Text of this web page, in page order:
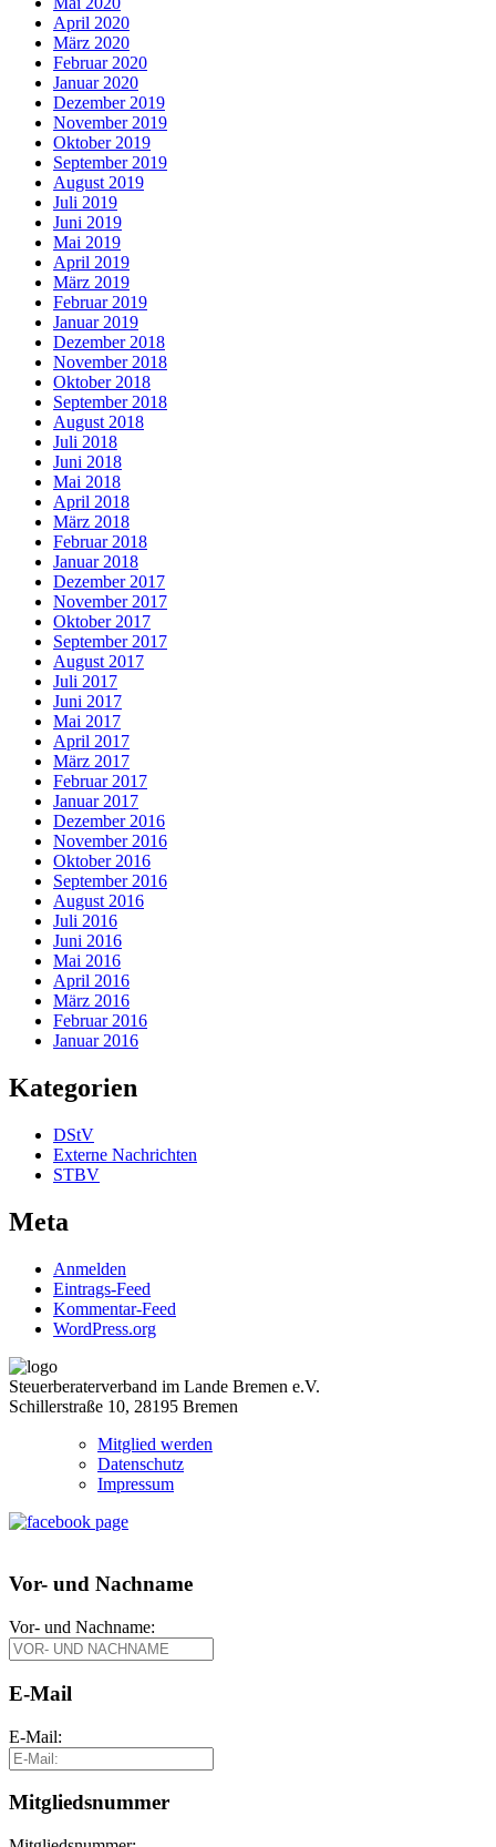
April 2020
März 2020
Februar 2020
Januar 2020
Dezember 2019
November 2019
Oktober 2019
September 2019
August 2019
Juli 2019
Juni 2019
Mai 2019
April 2019
März 2019
Februar 2019
Januar 2019
Dezember 2018
November 2018
Oktober 2018
September 2018
August 2018
Juli 2018
Juni 2018
Mai 2018
April 2018
März 2018
Februar 2018
Januar 2018
Dezember 2017
November 2017
Oktober 2017
September 2017
August 2017
Juli 2017
Juni 2017
Mai 2017
April 2017
März 2017
Februar 2017
Januar 2017
Dezember 2016
November 2016
Oktober 2016
September 2016
August 2016
Juli 2016
Juni 2016
Mai 2016
April 2016
März 2016
Februar 2016
Januar 2016
Kategorien
DStV
Externe Nachrichten
STBV
Meta
Anmelden
Eintrags-Feed
Kommentar-Feed
WordPress.org
Steuerberaterverband im Lande Bremen e.V.
Schillerstraße 10, 28195 Bremen
Mitglied werden
Datenschutz
Impressum
Vor- und Nachname
Vor- und Nachname:
E-Mail
E-Mail:
Mitgliedsnummer